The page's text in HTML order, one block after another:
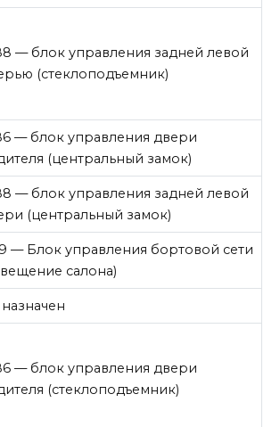
— блок управления задней левой
(стеклоподъемник)
— блок управления двери
(центральный замок)
— блок управления задней левой
(центральный замок)
— Блок управления бортовой сети
салона)
— блок управления двери
(стеклоподъемник)